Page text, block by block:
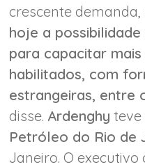
crescente
hoje a
para capacitar
habilitados, com
estrangeiras, entre
disse. Ardenghy teve
Petróleo do Rio de
Janeiro. O